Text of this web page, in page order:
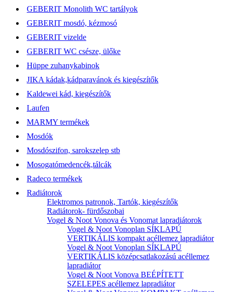
GEBERIT Monolith WC tartályok
GEBERIT mosdó, kézmosó
GEBERIT vizelde
GEBERIT WC csésze, ülőke
Hüppe zuhanykabinok
JIKA kádak,kádparavánok és kiegészítők
Kaldewei kád, kiegészítők
Laufen
MARMY termékek
Mosdók
Mosdószifon, sarokszelep stb
Mosogatómedencék,tálcák
Radeco termékek
Radiátorok
Elektromos patronok, Tartók, kiegészítők
Radiátorok- fürdőszobai
Vogel & Noot Vonova és Vonomat lapradiátorok
Vogel & Noot Vonoplan SÍKLAPÚ
VERTIKÁLIS kompakt acéllemez lapradiátor
Vogel & Noot Vonoplan SÍKLAPÚ
VERTIKÁLIS középcsatlakozású acéllemez
lapradiátor
Vogel & Noot Vonova BEÉPÍTETT
SZELEPES acéllemez lapradiátor